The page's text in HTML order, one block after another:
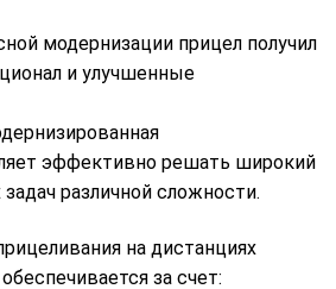
модернизации прицел получил
и улучшенные
эффективно решать широкий
различной сложности.
на дистанциях
за счет: